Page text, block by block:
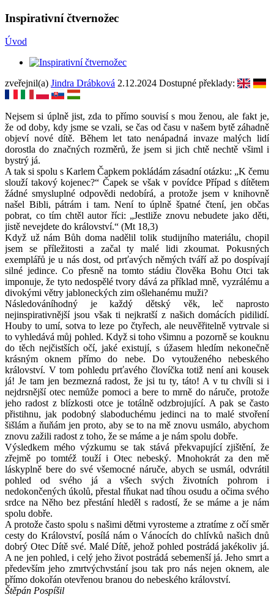
Inspirativní čtvernožec
Úvod
zveřejnil(a) Jindra Drábková 2.12.2024 Dostupné překlady:
Nejsem si úplně jist, zda to přímo souvisí s mou ženou, ale fakt je,
že od doby, kdy jsme se vzali, se čas od času v našem bytě záhadně
objeví nové dítě. Během let tato nenápadná invaze malých lidí
dorostla do značných rozměrů, že jsem si jich chtě nechtě všiml i
bystrý já.
A tak si spolu s Karlem Čapkem pokládám zásadní otázku: „K čemu
slouží takový kojenec?“ Čapek se však v povídce Případ s dítětem
žádné smysluplné odpovědi nedobírá, a protože jsem v knihovně
našel Bibli, pátrám i tam. Není to úplně špatné čtení, jen občas
pobrat, co tím chtěl autor říci: „Jestliže znovu nebudete jako děti,
jistě nevejdete do království.“ (Mt 18,3)
Když už nám Bůh doma nadělil tolik studijního materiálu, chopil
jsem se příležitosti a začal ty malé lidi zkoumat. Pokusných
exemplářů je u nás dost, od prťavých němých tváří až po dospívají
silné jedince. Co přesně na tomto stádiu člověka Bohu Otci tak
imponuje, že tyto nedospělé tvory dává za příklad mně, vyzrálému a
divokými větry jabloneckých zim ošlehanému muži?
Následováníhodný je každý dětský věk, leč naprosto
nejinspirativnější jsou však ti nejkratší z našich domácích pidilidí.
Houby to umí, sotva to leze po čtyřech, ale neuvěřitelně vytrvale si
to vyhledává můj pohled. Když si toho všimnu a pozorně se kouknu
do těch nejčistších očí, jaké existují, s úžasem hledím nekonečně
krásným oknem přímo do nebe. Do vytouženého nebeského
království. V tom pohledu prťavého človíčka totiž není ani kousek
já! Je tam jen bezmezná radost, že jsi tu ty, táto! A v tu chvíli si i
nejdrsnější otec nemůže pomoci a bere to mrně do náruče, protože
jeho radost z blízkosti otce je totálně odzbrojující. A pak se často
přistihnu, jak podobný slaboduchému jedinci na to malé stvoření
šišlám a ňuňám jen proto, aby se to na mě znovu usmálo, abychom
znovu zažili radost z toho, že se máme a je nám spolu dobře.
Výsledkem mého výzkumu se tak stává překvapující zjištění, že
zřejmě po tomtéž touží i Otec nebeský. Mnohokrát za den mě
láskyplně bere do své všemocné náruče, abych se usmál, odvrátil
pohled od svého já a všech svých životních pohrom i
nedokončených úkolů, přestal fňukat nad tíhou osudu a očima svého
srdce na Něho bez přestání hleděl s radostí, že se máme a je nám
spolu dobře.
A protože často spolu s našimi dětmi vyrosteme a ztratíme z očí směr
cesty do Království, posílá nám o Vánocích do chlívků našich dnů
dobrý Otec Dítě své. Malé Dítě, jehož pohled postrádá jakékoliv já.
A ne jen pohled, i celý jeho život postrádá sebemenší já. Jeho smrt a
především jeho zmrtvýchvstání jsou tak pro nás nejen oknem, ale
přímo dokořán otevřenou branou do nebeského království.
Štěpán Pospíšil